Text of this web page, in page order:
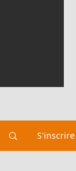
S'inscrire